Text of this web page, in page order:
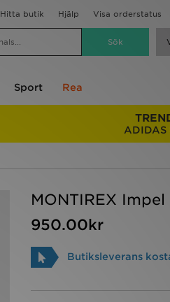
Hitta butik Hjälp Visa orderstatus
Sport Rea
ADIDAS
MONTIREX
950.00kr
Butiksleverans